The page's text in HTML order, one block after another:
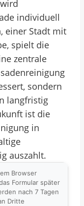
individuell
einer Stadt mit
spielt die
zentrale
sondern
langfristig
ist die
in
auszahlt.
Browser
Formular später
nach 7 Tagen
Dritte